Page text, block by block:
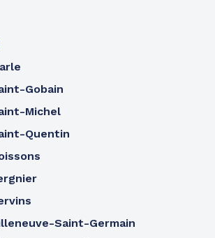
Gobain
Michel
Quentin
Saint-Germain